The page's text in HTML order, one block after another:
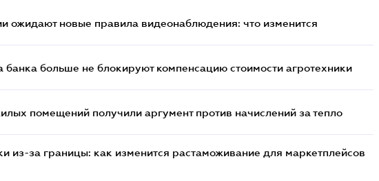
ожидают новые правила видеонаблюдения: что изменится
банка больше не блокируют компенсацию стоимости агротехники
помещений получили аргумент против начислений за тепло
из-за границы: как изменится растаможивание для маркетплейсов